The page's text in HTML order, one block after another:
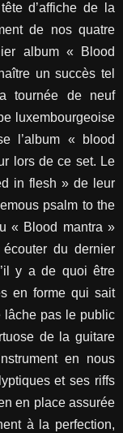
d’affiche de la
de nos quatre
album « Blood
un succès tel
tournée de neuf
luxembourgeoise
l’album « blood
lors de ce set. Le
in flesh » de leur
psalm to the
« Blood mantra »
du dernier
y a de quoi être
en forme qui sait
lâche pas le public
de la guitare
en nous
et ses riffs
en place assurée
à la perfection,